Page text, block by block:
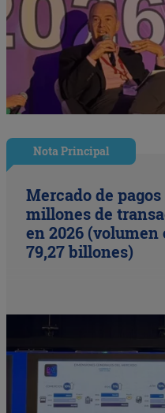
Nota Principal
Mercado de
millones de
en 2026 (volumen
79,27 billones)